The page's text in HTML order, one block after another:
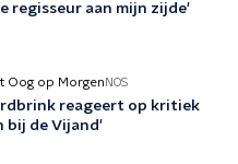
regisseur aan mijn zijde'
Oog op Morgen NOS
reageert op kritiek
bij de Vijand'